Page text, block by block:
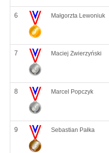
6 Małgorzta Lewoniuk
7 Maciej Zwierzyński
8 Marcel Popczyk
9 Sebastian Pałka